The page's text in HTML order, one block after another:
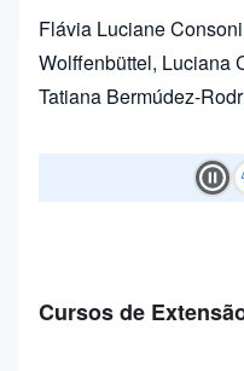
Flávia Luciane Consoni
Wolffenbüttel, Luciana
Tatiana Bermúdez-
Cursos de